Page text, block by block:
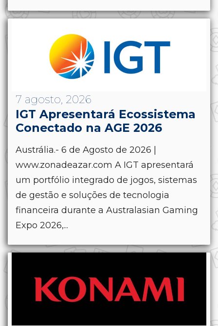
7 agosto, 2026
IGT Apresentará Ecossistema
Conectado na AGE 2026
Austrália.- 6 de Agosto de 2026 |
www.zonadeazar.com A IGT apresentará
um portfólio integrado de jogos, sistemas
de gestão e soluções de tecnologia
financeira durante a Australasian Gaming
Expo 2026,...